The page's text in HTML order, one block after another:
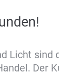
Licht sind
Der